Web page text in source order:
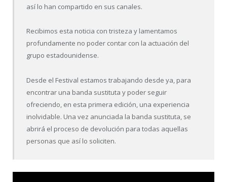
así lo han compartido en sus canales.
Recibimos esta noticia con tristeza y lamentamos
profundamente no poder contar con la actuación del
grupo estadounidense.
Desde el Festival estamos trabajando desde ya, para
encontrar una banda sustituta y poder seguir
ofreciendo, en esta primera edición, una experiencia
inolvidable. Una vez anunciada la banda sustituta, se
abrirá el proceso de devolución para todas aquellas
personas que así lo soliciten.